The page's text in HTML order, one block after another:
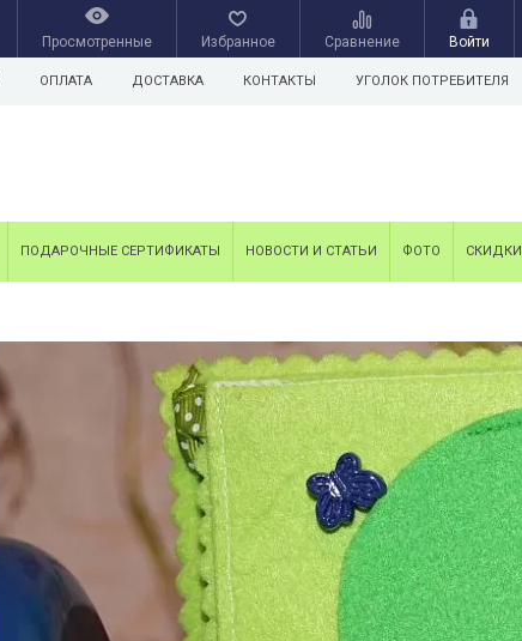
Просмотренные Избранное Сравнение Войти
ОПЛАТА ДОСТАВКА КОНТАКТЫ УГОЛОК ПОТРЕБИТЕЛЯ
ПОДАРОЧНЫЕ СЕРТИФИКАТЫ НОВОСТИ И СТАТЬИ ФОТО СКИДКИ